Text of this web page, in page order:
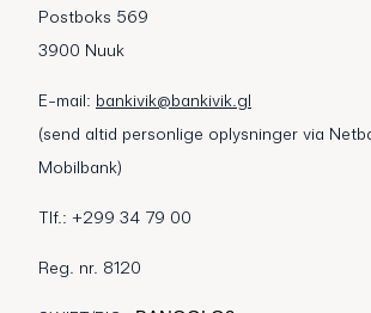
Postboks 569
3900 Nuuk
E-mail: bankivik@bankivik.gl
(send altid personlige oplysninger via
Mobilbank)
Tlf.: +299 34 79 00
Reg. nr. 8120